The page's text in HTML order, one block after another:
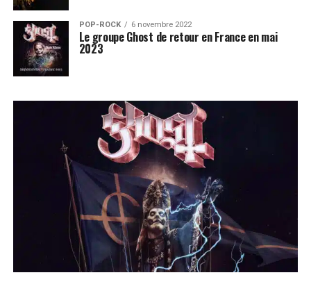
POP-ROCK 6 novembre 2022
Le groupe Ghost de retour en France en mai
2023